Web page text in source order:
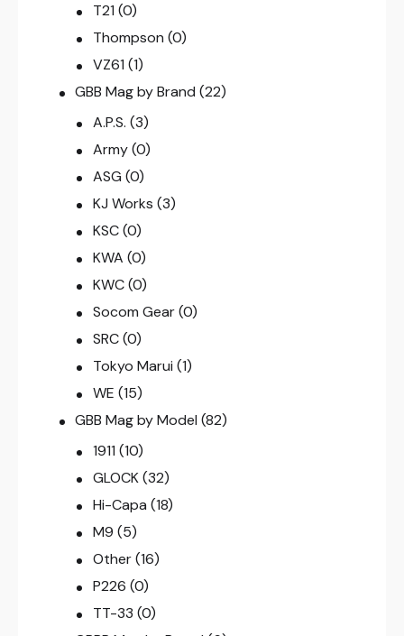
T21 (0)
Thompson (0)
VZ61 (1)
GBB Mag by Brand (22)
A.P.S. (3)
Army (0)
ASG (0)
KJ Works (3)
KSC (0)
KWA (0)
KWC (0)
Socom Gear (0)
SRC (0)
Tokyo Marui (1)
WE (15)
GBB Mag by Model (82)
1911 (10)
GLOCK (32)
Hi-Capa (18)
M9 (5)
Other (16)
P226 (0)
TT-33 (0)